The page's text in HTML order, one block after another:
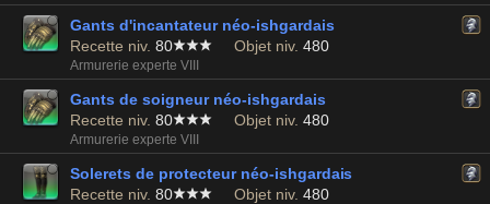
Gants d'incantateur néo-ishgardais
Recette niv. 80 Objet niv. 480
Armurerie experte VIII
Gants de soigneur néo-ishgardais
Recette niv. 80 Objet niv. 480
Armurerie experte VIII
Solerets de protecteur néo-ishgardais
Recette niv. 80 Objet niv. 480